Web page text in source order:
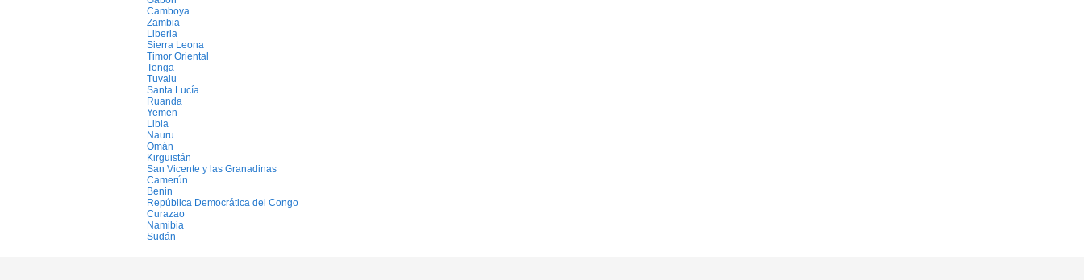
Camboya
Zambia
Liberia
Sierra Leona
Timor Oriental
Tonga
Tuvalu
Santa Lucía
Ruanda
Yemen
Libia
Nauru
Omán
Kirguistán
San Vicente y las Granadinas
Camerún
Benin
República Democrática del Congo
Curazao
Namibia
Sudán